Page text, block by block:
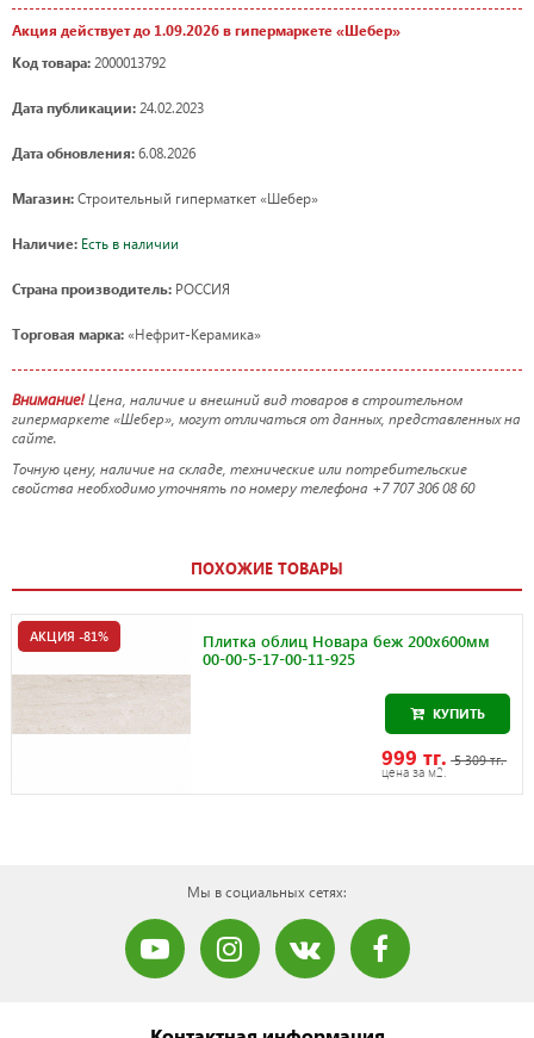
Акция действует до 1.09.2026 в гипермаркете «Шебер»
Код товара: 2000013792
Дата публикации: 24.02.2023
Дата обновления: 6.08.2026
Магазин: Строительный гиперматкет «Шебер»
Наличие: Есть в наличии
Страна производитель: РОССИЯ
Торговая марка: «Нефрит-Керамика»
Внимание!Цена, наличие и внешний вид товаров в строительном
гипермаркете «Шебер», могут отличаться от данных, представленных на
сайте.
Точную цену, наличие на складе, технические или потребительские
свойства необходимо уточнять по номеру телефона +7 707 306 08 60
ПОХОЖИЕ ТОВАРЫ
Плитка облиц Новара беж 200х600мм
00-00-5-17-00-11-925
999 тг. 5 309 тг.
цена за м2.
АКЦИЯ -81%
КУПИТЬ
Мы в социальных сетях: